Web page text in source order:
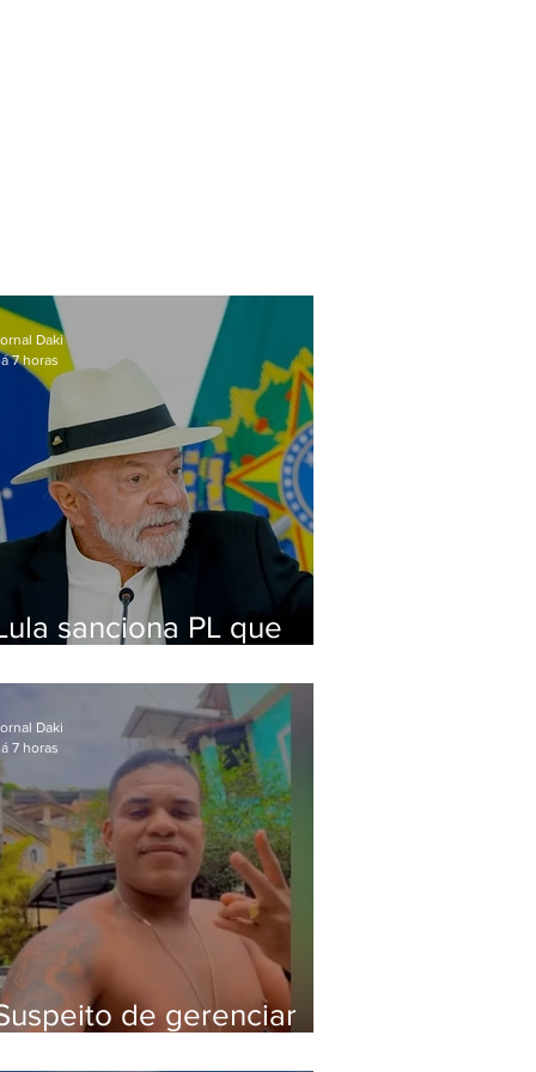
sanciona PL que
contra crianças
Daki
7 horas
de gerenciar
Daki
7 horas